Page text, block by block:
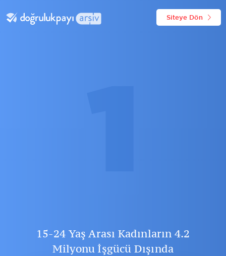
Siteye Dön
15-24 Yaş Arası Kadınların 4.2
Milyonu İşgücü Dışında